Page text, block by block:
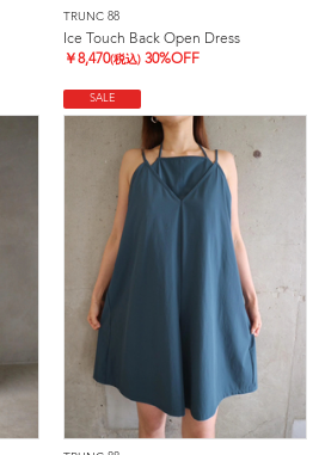
TRUNC 88
Ice Touch Back Open Dress
￥8,470(税込) 30%OFF
SALE